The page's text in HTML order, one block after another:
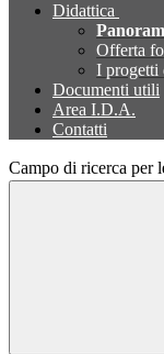
Didattica
Offerta
I progetti
Documenti utili
Area I.D.A.
Contatti
Campo di ricerca per